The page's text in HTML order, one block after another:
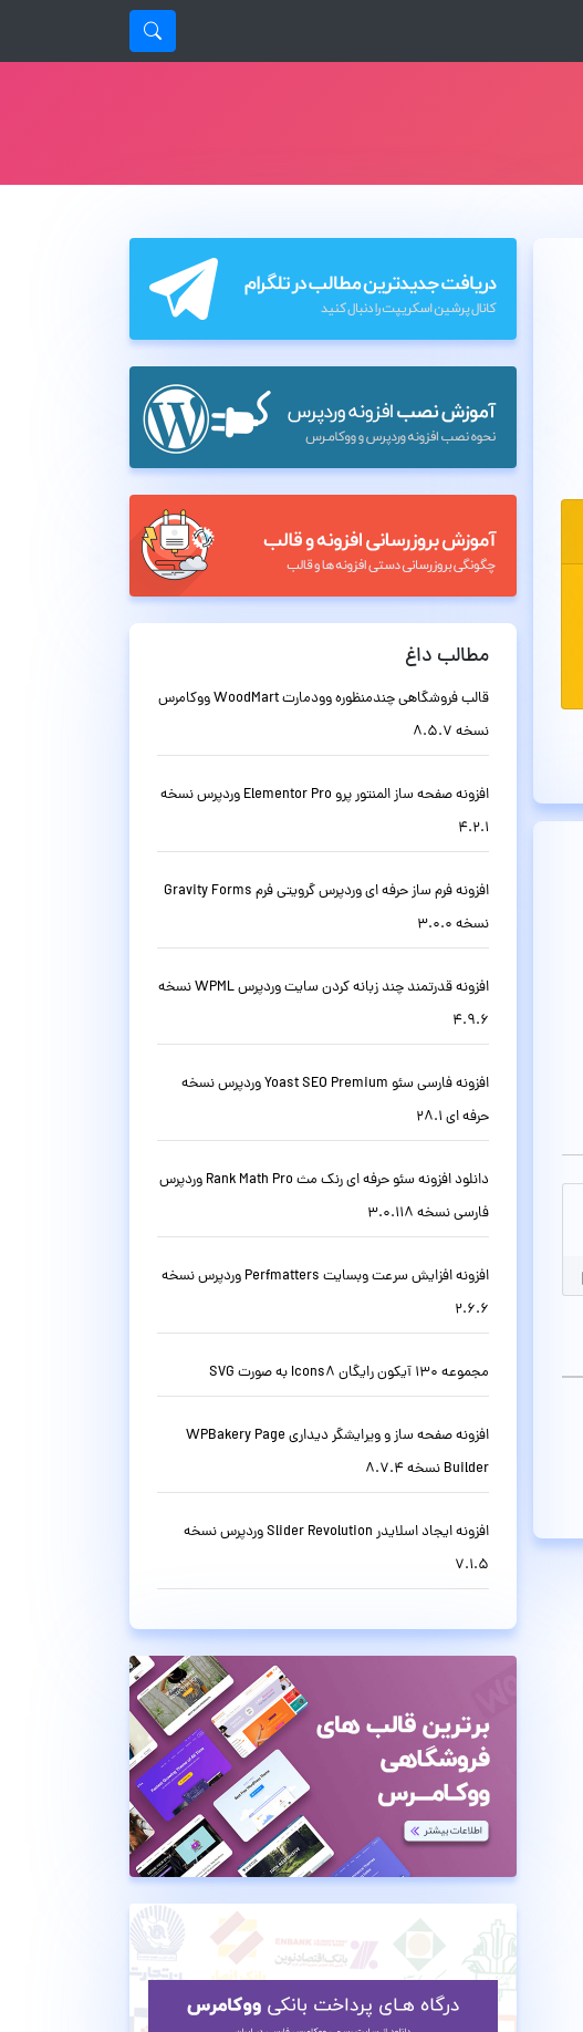
مطالب داغ
قالب فروشگاهی چندمنظوره وودمارت WoodMart ووکامرس
نسخه 8.5.7
افزونه صفحه ساز المنتور پرو Elementor Pro وردپرس نسخه
4.2.1
افزونه فرم ساز حرفه ای وردپرس گرویتی فرم Gravity Forms
نسخه 3.0.0
افزونه قدرتمند چند زبانه کردن سایت وردپرس WPML نسخه
4.9.6
افزونه فارسی سئو Yoast SEO Premium وردپرس نسخه
حرفه ای 28.1
دانلود افزونه سئو حرفه ای رنک مث Rank Math Pro وردپرس
فارسی نسخه 3.0.118
افزونه افزایش سرعت وبسایت Perfmatters وردپرس نسخه
2.6.6
مجموعه 130 آیکون رایگان Icons8 به صورت SVG
افزونه صفحه ساز و ویرایشگر دیداری WPBakery Page
Builder نسخه 8.7.4
افزونه ایجاد اسلایدر Slider Revolution وردپرس نسخه
7.1.5